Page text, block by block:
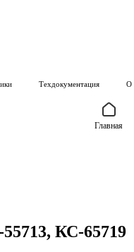
Техдокументация О
Главная
КС-65719